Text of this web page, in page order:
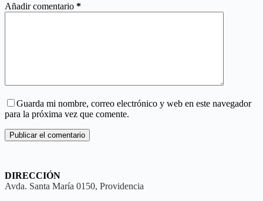
Añadir comentario *
Guarda mi nombre, correo electrónico y web en este navegador
para la próxima vez que comente.
Publicar el comentario
DIRECCIÓN
Avda. Santa María 0150, Providencia